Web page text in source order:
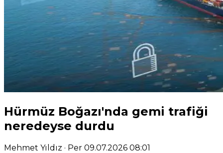
Hürmüz Boğazı'nda gemi trafiği
neredeyse durdu
Mehmet Yıldız · Per 09.07.2026 08:01